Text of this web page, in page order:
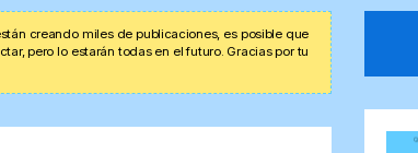
creando miles de publicaciones, es posible que
pero lo estarán todas en el futuro. Gracias por tu